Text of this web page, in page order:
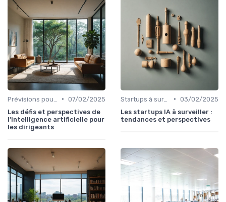
• 07/02/2025
Les défis et perspectives de
l'intelligence artificielle pour
les dirigeants
• 03/02/2025
Les startups IA à surveiller :
tendances et perspectives